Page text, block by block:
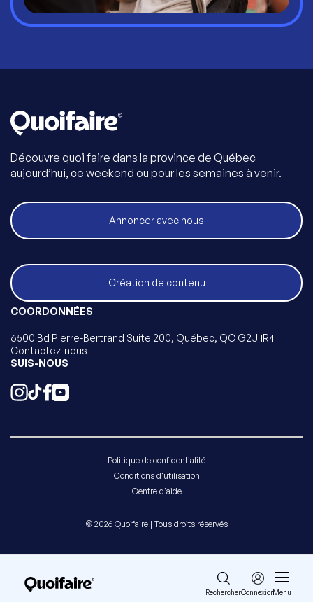
RechercherConnexionMenu
Découvre quoi faire dans la province de Québec
aujourd’hui, ce weekend ou pour les semaines à venir.
Annoncer avec nous
Création de contenu
COORDONNÉES
6500 Bd Pierre-Bertrand Suite 200, Québec, QC G2J 1R4
Contactez-nous
SUIS-NOUS
Politique de confidentialité
Conditions d'utilisation
Centre d'aide
© 2026 Quoifaire | Tous droits réservés